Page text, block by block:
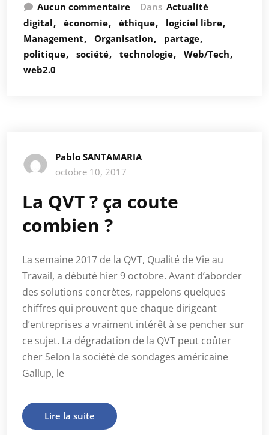
Aucun commentaire Dans Actualité
digital
économie éthique
logiciel libre
Management
Organisation
partage
politique
société technologie
Web/Tech
web2.0
Pablo SANTAMARIA
octobre 10, 2017
La QVT ? ça coute
combien ?
La semaine 2017 de la QVT, Qualité de Vie au
Travail, a débuté hier 9 octobre. Avant d’aborder
des solutions concrètes, rappelons quelques
chiffres qui prouvent que chaque dirigeant
d’entreprises a vraiment intérêt à se pencher sur
ce sujet. La dégradation de la QVT peut coûter
cher Selon la société de sondages américaine
Gallup, le
Lire la suite